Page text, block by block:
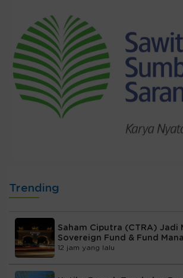
Trending
Saham Ciputra (CTRA) Jadi
Sovereign Fund & Fund
12 jam yang lalu